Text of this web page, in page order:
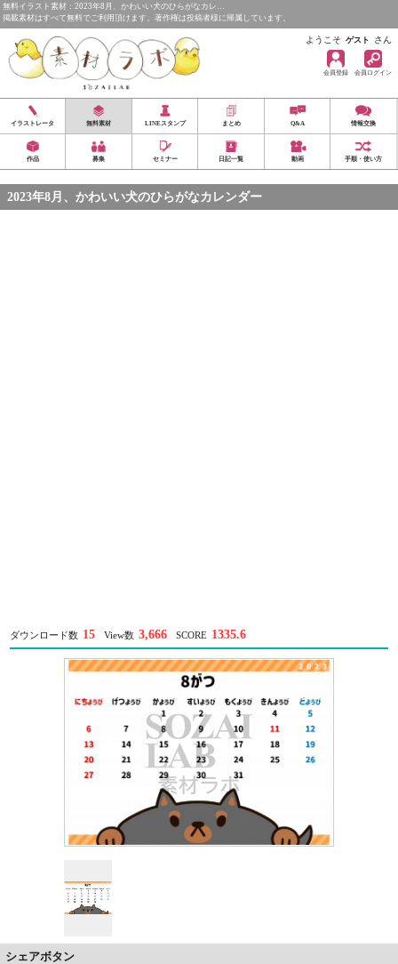
無料イラスト素材：2023年8月、かわいい犬のひらがなカレ…
掲載素材はすべて無料でご利用頂けます。著作権は投稿者様に帰属しています。
ようこそ ゲスト さん
会員登録 会員ログイン
イラストレータ 無料素材 LINEスタンプ まとめ Q&A 情報交換
作品 募集 セミナー 日記一覧 動画 手順・使い方
2023年8月、かわいい犬のひらがなカレンダー
ダウンロード数 15 View数 3,666 SCORE 1335.6
シェアボタン